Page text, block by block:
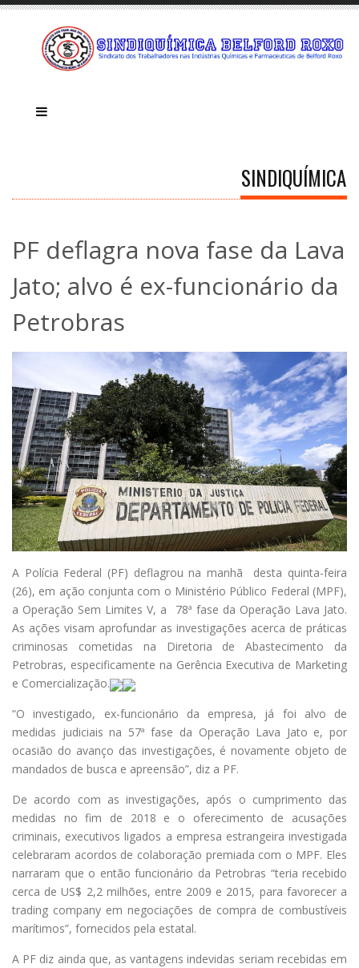
SINDIQUÍMICA
PF deflagra nova fase da Lava
Jato; alvo é ex-funcionário da
Petrobras
A Polícia Federal (PF) deflagrou na manhã desta quinta-feira
(26), em ação conjunta com o Ministério Público Federal (MPF),
a Operação Sem Limites V, a 78ª fase da Operação Lava Jato.
As ações visam aprofundar as investigações acerca de práticas
criminosas cometidas na Diretoria de Abastecimento da
Petrobras, especificamente na Gerência Executiva de Marketing
e Comercialização.
“O investigado, ex-funcionário da empresa, já foi alvo de
medidas judiciais na 57ª fase da Operação Lava Jato e, por
ocasião do avanço das investigações, é novamente objeto de
mandados de busca e apreensão”, diz a PF.
De acordo com as investigações, após o cumprimento das
medidas no fim de 2018 e o oferecimento de acusações
criminais, executivos ligados a empresa estrangeira investigada
celebraram acordos de colaboração premiada com o MPF. Eles
narraram que o então funcionário da Petrobras “teria recebido
cerca de US$ 2,2 milhões, entre 2009 e 2015, para favorecer a
trading company em negociações de compra de combustíveis
marítimos”, fornecidos pela estatal.
A PF diz ainda que, as vantagens indevidas seriam recebidas em